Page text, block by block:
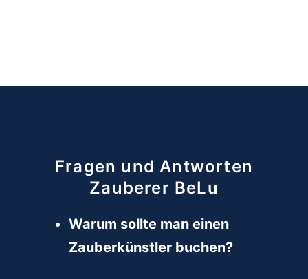
Fragen und Antworten
Zauberer BeLu
Warum sollte man einen
Zauberkünstler buchen?